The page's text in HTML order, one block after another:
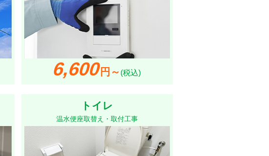
6,600円～ (税込)
トイレ
温水便座取替え・取付工事